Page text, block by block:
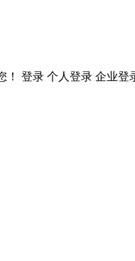
登录 个人登录 企业登